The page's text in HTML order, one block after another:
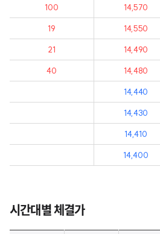
100 14,570
19 14,550
21 14,490
40 14,480
14,440
14,430
14,410
14,400
시간대별 체결가